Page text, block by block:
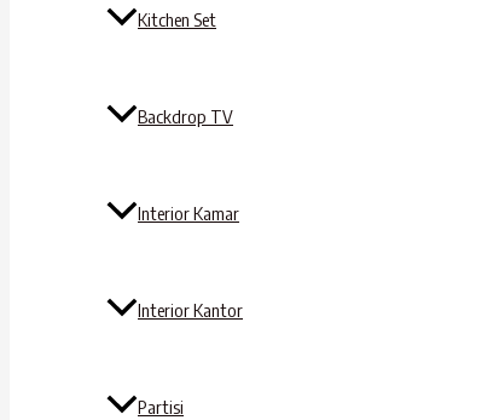
Kitchen Set
Backdrop TV
Interior Kamar
Interior Kantor
Partisi